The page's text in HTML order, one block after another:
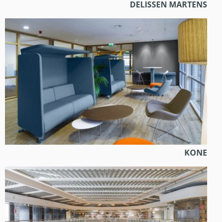
DELISSEN MARTENS
KONE